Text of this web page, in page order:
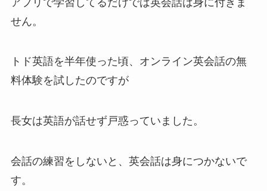
せん。
トド英語を半年使った頃、オンライン英会話の無
料体験を試したのですが
長女は英語が話せず戸惑っていました。
会話の練習をしないと、英会話は身につかないで
す。